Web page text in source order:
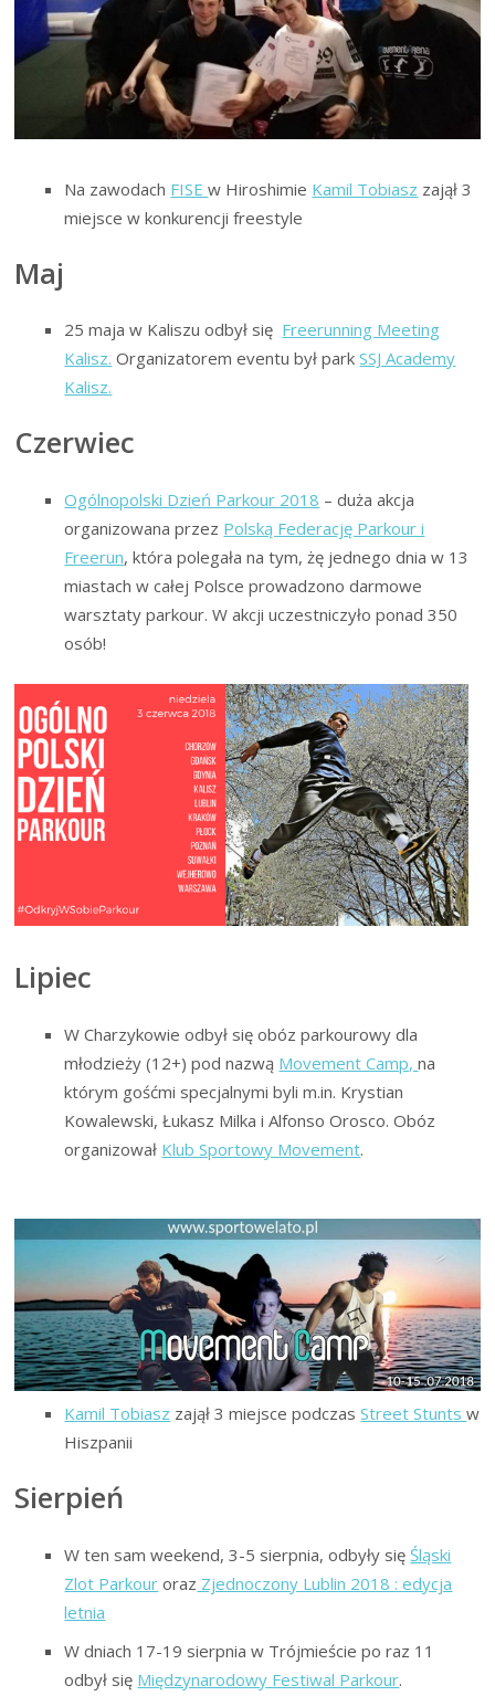
Na zawodach FISEw Hiroshimie Kamil Tobiasz zajął 3
miejsce w konkurencji freestyle
Maj
25 maja w Kaliszu odbył się Freerunning Meeting
Kalisz. Organizatorem eventu był parkSSJ Academy
Kalisz.
Czerwiec
Ogólnopolski Dzień Parkour 2018 – duża akcja
organizowana przez Polską Federację Parkour i
Freerun, która polegała na tym, żę jednego dnia w 13
miastach w całej Polsce prowadzono darmowe
warsztaty parkour. W akcji uczestniczyło ponad 350
osób!
Lipiec
W Charzykowie odbył się obóz parkourowy dla
młodzieży (12+) pod nazwą Movement Camp,na
którym gośćmi specjalnymi byli m.in. Krystian
Kowalewski, Łukasz Milka i Alfonso Orosco. Obóz
organizował Klub Sportowy Movement.
Kamil Tobiasz zajął 3 miejsce podczasStreet Stuntsw
Hiszpanii
Sierpień
W ten sam weekend, 3-5 sierpnia, odbyły się Śląski
Zlot Parkour oraz Zjednoczony Lublin 2018 : edycja
letnia
W dniach 17-19 sierpnia w Trójmieście po raz 11
odbył się Międzynarodowy Festiwal Parkour.